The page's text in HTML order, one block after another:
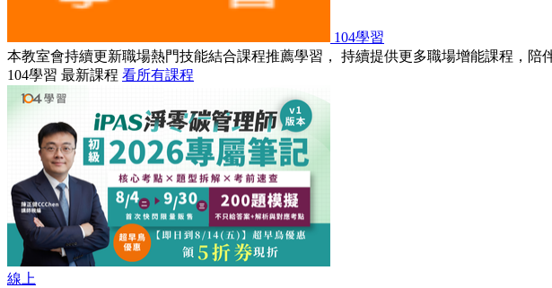
104學習
本教室會持續更新職場熱門技能結合課程推薦學習， 持續提供更多職場增能課程，陪
104學習 最新課程 看所有課程
線上